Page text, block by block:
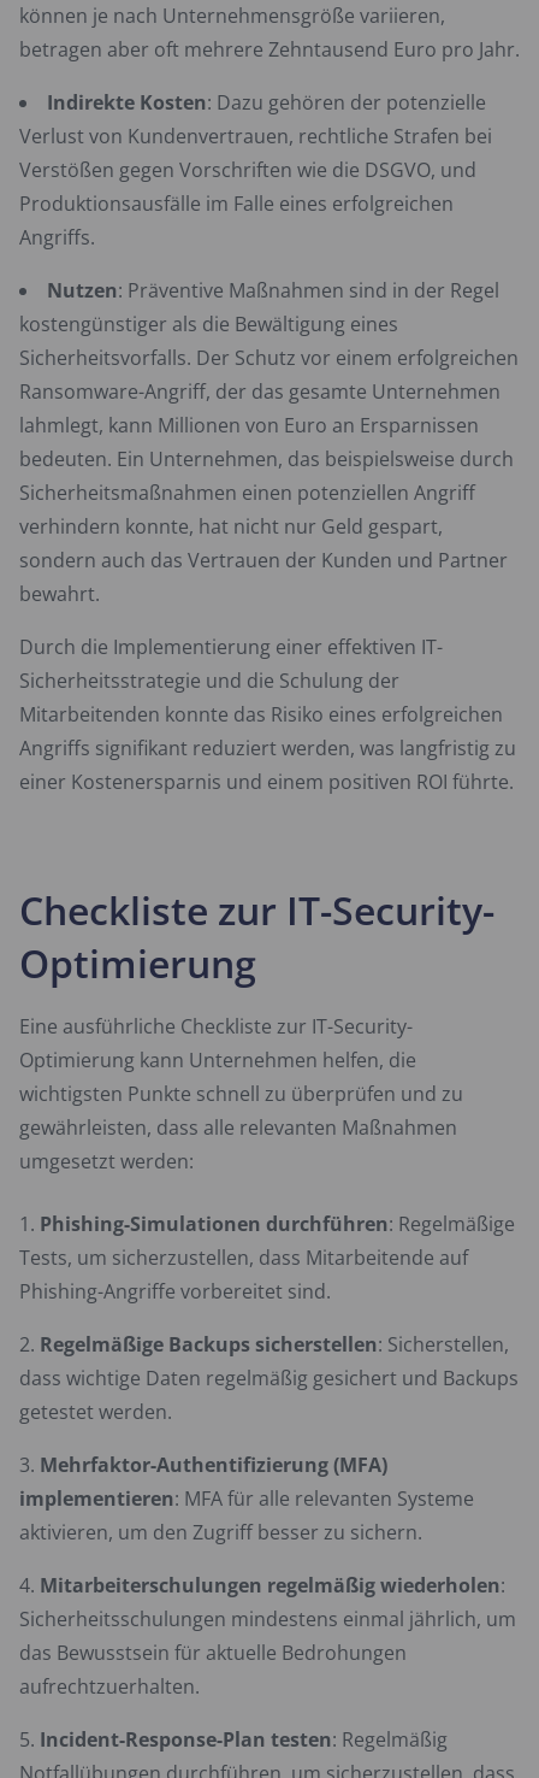
können je nach Unternehmensgröße variieren,
betragen aber oft mehrere Zehntausend Euro pro Jahr.
Indirekte Kosten: Dazu gehören der potenzielle
Verlust von Kundenvertrauen, rechtliche Strafen bei
Verstößen gegen Vorschriften wie die DSGVO, und
Produktionsausfälle im Falle eines erfolgreichen
Angriffs.
Nutzen: Präventive Maßnahmen sind in der Regel
kostengünstiger als die Bewältigung eines
Sicherheitsvorfalls. Der Schutz vor einem erfolgreichen
Ransomware-Angriff, der das gesamte Unternehmen
lahmlegt, kann Millionen von Euro an Ersparnissen
bedeuten. Ein Unternehmen, das beispielsweise durch
Sicherheitsmaßnahmen einen potenziellen Angriff
verhindern konnte, hat nicht nur Geld gespart,
sondern auch das Vertrauen der Kunden und Partner
bewahrt.
Durch die Implementierung einer effektiven IT-
Sicherheitsstrategie und die Schulung der
Mitarbeitenden konnte das Risiko eines erfolgreichen
Angriffs signifikant reduziert werden, was langfristig zu
einer Kostenersparnis und einem positiven ROI führte.
Checkliste zur IT-Security-
Optimierung
Eine ausführliche Checkliste zur IT-Security-
Optimierung kann Unternehmen helfen, die
wichtigsten Punkte schnell zu überprüfen und zu
gewährleisten, dass alle relevanten Maßnahmen
umgesetzt werden:
Phishing-Simulationen durchführen: Regelmäßige
Tests, um sicherzustellen, dass Mitarbeitende auf
Phishing-Angriffe vorbereitet sind.
Regelmäßige Backups sicherstellen: Sicherstellen,
dass wichtige Daten regelmäßig gesichert und Backups
getestet werden.
Mehrfaktor-Authentifizierung (MFA)
implementieren: MFA für alle relevanten Systeme
aktivieren, um den Zugriff besser zu sichern.
Mitarbeiterschulungen regelmäßig wiederholen:
Sicherheitsschulungen mindestens einmal jährlich, um
das Bewusstsein für aktuelle Bedrohungen
aufrechtzuerhalten.
Incident-Response-Plan testen: Regelmäßig